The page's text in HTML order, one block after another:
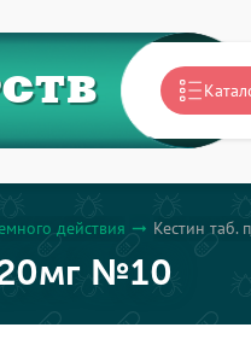
действия arrow_right_alt Кестин таб.
№10